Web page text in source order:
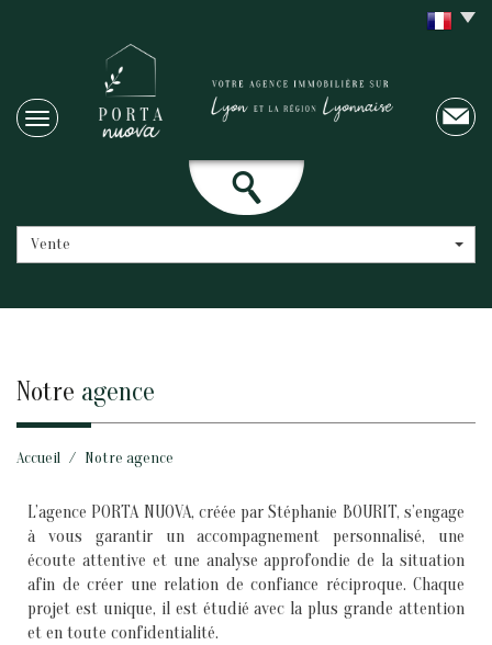
Vente
notre agence
Accueil Notre agence
L’agence PORTA NUOVA, créée par Stéphanie BOURIT, s’engage
à vous garantir un accompagnement personnalisé, une
écoute attentive et une analyse approfondie de la situation
afin de créer une relation de confiance réciproque. Chaque
projet est unique, il est étudié avec la plus grande attention
et en toute confidentialité.